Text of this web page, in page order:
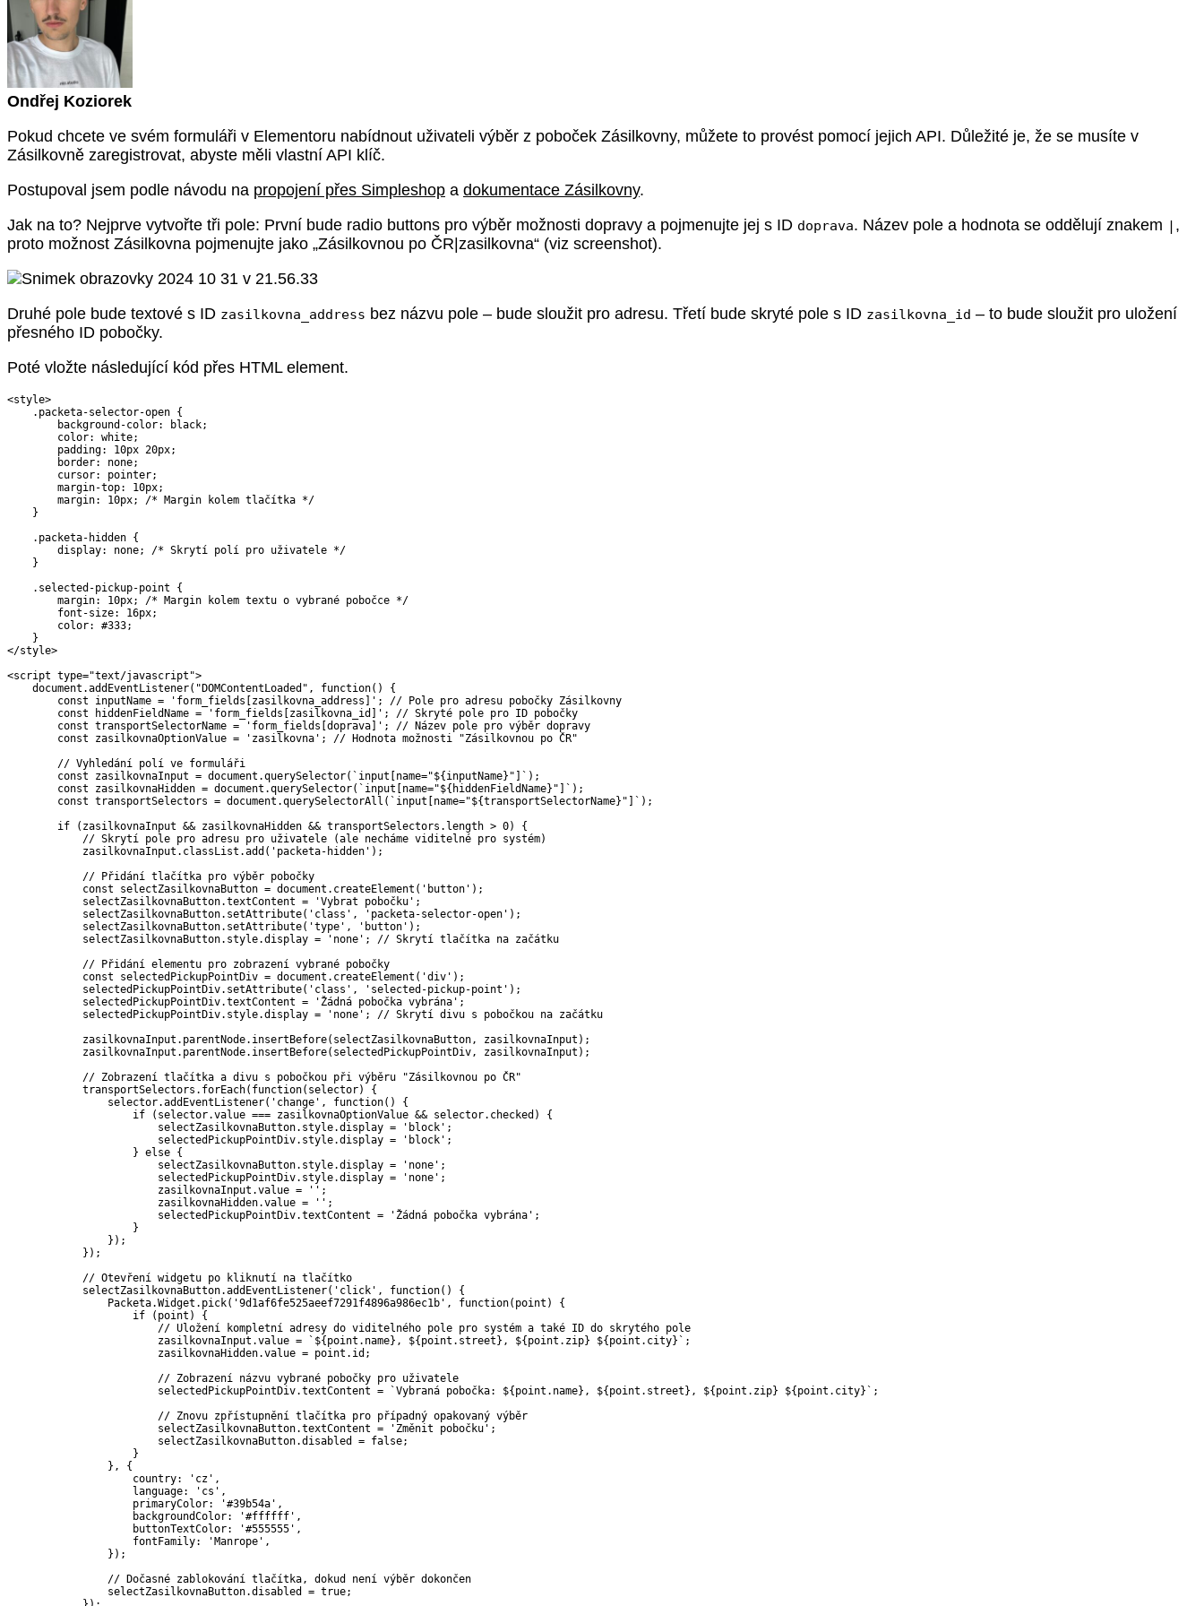
Ondřej Koziorek
Pokud chcete ve svém formuláři v Elementoru nabídnout uživateli výběr z poboček Zásilkovny, můžete to provést pomocí jejich API. Důležité je, že se musíte v
Zásilkovně zaregistrovat, abyste měli vlastní API klíč.
Postupoval jsem podle návodu na propojení přes Simpleshop a dokumentace Zásilkovny.
Jak na to? Nejprve vytvořte tři pole: První bude radio buttons pro výběr možnosti dopravy a pojmenujte jej s ID doprava. Název pole a hodnota se oddělují znakem | ,
proto možnost Zásilkovna pojmenujte jako „Zásilkovnou po ČR|zasilkovna“ (viz screenshot).
Druhé pole bude textové s ID zasilkovna_address bez názvu pole – bude sloužit pro adresu. Třetí bude skryté pole s ID zasilkovna_id – to bude sloužit pro uložení
přesného ID pobočky.
Poté vložte následující kód přes HTML element.
<style>
. packeta-selector-open {
        background
-color: black;
        color
: white;
        padding
: 10px 20px;
        border
: none;
        cursor
: pointer;
        margin
-top: 10px;
        margin
: 10px;
/* Margin kolem tlačítka */
}
. packeta- hidden {
        display
: none;
/* Skrytí polí pro uživatele */
}
. selected -pickup-point {
        margin
: 10px;
/* Margin kolem textu o vybrané pobočce */
        font
-size: 16px;
        color
: #333;
}
</style>
<script type="text/javascript">
    document
.addEventListener( "DOMContentLoaded" , function( )
{
const inputName = 'form_fields[zasilkovna_address]' ;
// Pole pro adresu pobočky Zásilkovny
const hiddenFieldName = 'form_fields[zasilkovna_id]' ;
// Skryté pole pro ID pobočky
const transportSelectorName = 'form_fields[doprava]' ;
// Název pole pro výběr dopravy
const zasilkovnaOptionValue = 'zasilkovna' ;
// Hodnota možnosti "Zásilkovnou po ČR"
// Vyhledání polí ve formuláři
const zasilkovnaInput = document .querySelector( ` input[name="${ inputName} "] ` ) ;
const zasilkovnaHidden = document .querySelector( ` input[name="${ hiddenFieldName} "] ` ) ;
const transportSelectors = document .querySelectorAll ( ` input[name="${transportSelectorName} "] ` ) ;
if
( zasilkovnaInput && zasilkovnaHidden && transportSelectors . length > 0)
{
// Skrytí pole pro adresu pro uživatele (ale necháme viditelné pro systém)
            zasilkovnaInput
. classList .add ( 'packeta-hidden' ) ;
// Přidání tlačítka pro výběr pobočky
const selectZasilkovnaButton = document . createElement ( 'button' ) ;
            selectZasilkovnaButton
.textContent = 'Vybrat pobočku' ;
            selectZasilkovnaButton
. setAttribute( 'class' , 'packeta-selector-open' ) ;
            selectZasilkovnaButton
. setAttribute( 'type' , 'button' ) ;
            selectZasilkovnaButton
. style.display = 'none' ;
// Skrytí tlačítka na začátku
// Přidání elementu pro zobrazení vybrané pobočky
const selectedPickupPointDiv = document . createElement ( 'div' ) ;
            selectedPickupPointDiv
. setAttribute( 'class' , 'selected-pickup-point' ) ;
            selectedPickupPointDiv
.textContent = 'Žádná pobočka vybrána' ;
            selectedPickupPointDiv
. style.display = 'none' ;
// Skrytí divu s pobočkou na začátku
            zasilkovnaInput
. parentNode. insertBefore( selectZasilkovnaButton, zasilkovnaInput ) ;
            zasilkovnaInput
. parentNode. insertBefore( selectedPickupPointDiv, zasilkovnaInput ) ;
// Zobrazení tlačítka a divu s pobočkou při výběru "Zásilkovnou po ČR"
            transportSelectors
. forEach( function( selector)
{
                selector
.addEventListener( 'change' , function( )
{
if
( selector.value === zasilkovnaOptionValue && selector. checked )
{
                        selectZasilkovnaButton
. style.display = 'block' ;
                        selectedPickupPointDiv
. style.display = 'block' ;
} else {
                        selectZasilkovnaButton
. style.display = 'none' ;
                        selectedPickupPointDiv
. style.display = 'none' ;
                        zasilkovnaInput
.value = '' ;
                        zasilkovnaHidden
.value = '' ;
                        selectedPickupPointDiv
.textContent = 'Žádná pobočka vybrána' ;
}
} ) ;
} ) ;
// Otevření widgetu po kliknutí na tlačítko
            selectZasilkovnaButton
.addEventListener( 'click' , function( )
{
                Packeta
.Widget . pick( '9d1af6fe525aeef7291f4896a986ec1b' , function( point )
{
if
( point )
{
// Uložení kompletní adresy do viditelného pole pro systém a také ID do skrytého pole
                        zasilkovnaInput
.value = ` ${ point . name} , ${ point . street } , ${ point . zip} ${ point . city} ` ;
                        zasilkovnaHidden
.value = point . id ;
// Zobrazení názvu vybrané pobočky pro uživatele
                        selectedPickupPointDiv
.textContent = `Vybraná pobočka: ${ point . name} , ${ point . street } , ${ point . zip} ${ point . city} ` ;
// Znovu zpřístupnění tlačítka pro případný opakovaný výběr
                        selectZasilkovnaButton
.textContent = 'Změnit pobočku' ;
                        selectZasilkovnaButton
.disabled = false;
}
} ,
{
                    country
: 'cz' ,
                    language
: 'cs' ,
                    primaryColor
: '#39b54a' ,
                    backgroundColor
: '#ffffff' ,
                    buttonTextColor
: '#555555' ,
                    fontFamily
: 'Manrope' ,
} ) ;
// Dočasné zablokování tlačítka, dokud není výběr dokončen
                selectZasilkovnaButton
.disabled = true;